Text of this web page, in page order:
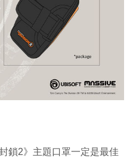
鎖2》主題口罩一定是最佳